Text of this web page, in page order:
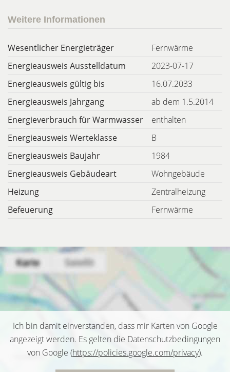
Weitere Informationen
Wesentlicher Energieträger
Fernwärme
Energieausweis Ausstelldatum
2023-07-17
Energieausweis gültig bis
16.07.2033
Energieausweis Jahrgang
ab dem 1.5.2014
Energieverbrauch für Warmwasser
enthalten
Energieausweis Werteklasse
B
Energieausweis Baujahr
1984
Energieausweis Gebäudeart
Wohngebäude
Heizung
Zentralheizung
Befeuerung
Fernwärme
Ich bin damit einverstanden, dass mir Karten von Google
angezeigt werden. Es gelten die Datenschutzbedingungen
von Google (https://policies.google.com/privacy).